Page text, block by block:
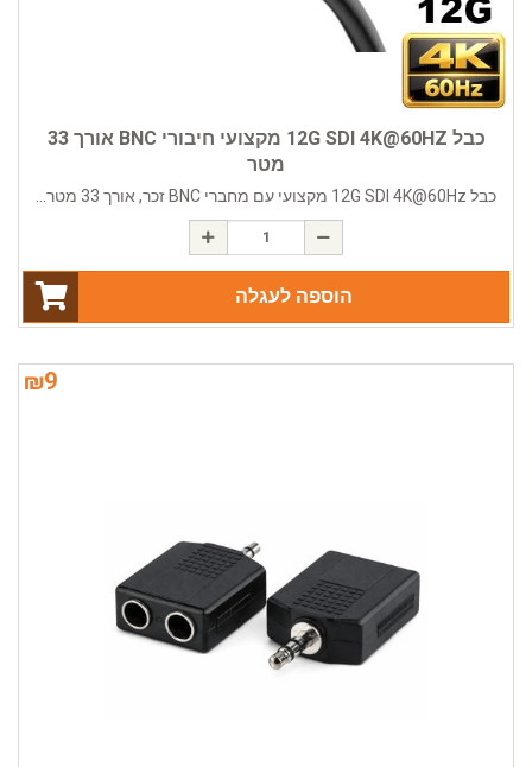
כבל 12G SDI 4K@60HZ מקצועי חיבורי BNC אורך 33
מטר
כבל 12G SDI 4K@60Hz מקצועי עם מחברי BNC זכר, אורך 33 מטר...
הוספה לעגלה
₪9